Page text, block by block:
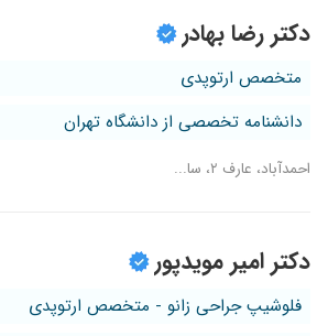
دکتر رضا بهادر
متخصص ارتوپدی
دانشنامه تخصصی از دانشگاه تهران
احمدآباد، عارف ۲، سا...
دکتر امیر مویدپور
فلوشیپ جراحی زانو - متخصص ارتوپدی